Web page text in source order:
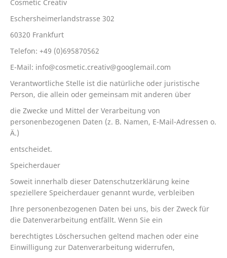
Cosmetic Creativ
Eschersheimerlandstrasse 302
60320 Frankfurt
Telefon: +49 (0)695870562
E-Mail: info@cosmetic.creativ@googlemail.com
Verantwortliche Stelle ist die natürliche oder juristische
Person, die allein oder gemeinsam mit anderen über
die Zwecke und Mittel der Verarbeitung von
personenbezogenen Daten (z. B. Namen, E-Mail-Adressen o.
Ä.)
entscheidet.
Speicherdauer
Soweit innerhalb dieser Datenschutzerklärung keine
speziellere Speicherdauer genannt wurde, verbleiben
Ihre personenbezogenen Daten bei uns, bis der Zweck für
die Datenverarbeitung entfällt. Wenn Sie ein
berechtigtes Löschersuchen geltend machen oder eine
Einwilligung zur Datenverarbeitung widerrufen,